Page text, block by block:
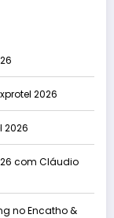
2026
2026
com Cláudio
no Encatho &